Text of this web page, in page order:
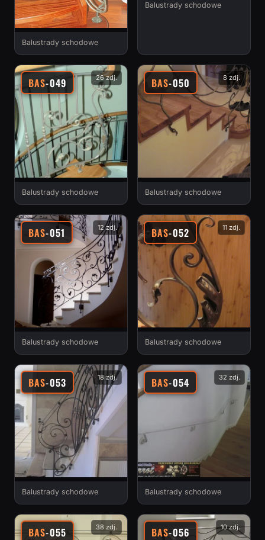
Balustrady schodowe
Balustrady schodowe
BAS-049 26 zdj.
Balustrady schodowe
BAS-050 8 zdj.
Balustrady schodowe
BAS-051 12 zdj.
Balustrady schodowe
BAS-052 11 zdj.
Balustrady schodowe
BAS-053 18 zdj.
Balustrady schodowe
BAS-054 32 zdj.
Balustrady schodowe
BAS-055 38 zdj. BAS-056 10 zdj.